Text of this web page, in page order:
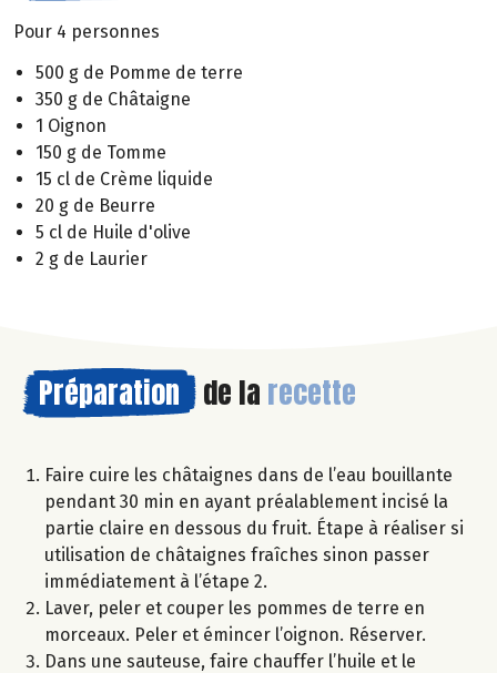
Pour 4 personnes
500 g de Pomme de terre
350 g de Châtaigne
1 Oignon
150 g de Tomme
15 cl de Crème liquide
20 g de Beurre
5 cl de Huile d'olive
2 g de Laurier
Préparation de la recette
Faire cuire les châtaignes dans de l’eau bouillante
pendant 30 min en ayant préalablement incisé la
partie claire en dessous du fruit. Étape à réaliser si
utilisation de châtaignes fraîches sinon passer
immédiatement à l’étape 2.
Laver, peler et couper les pommes de terre en
morceaux. Peler et émincer l’oignon. Réserver.
Dans une sauteuse, faire chauffer l’huile et le